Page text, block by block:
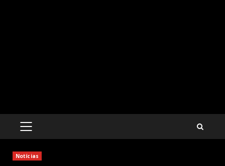
PRIMARY
Notícias